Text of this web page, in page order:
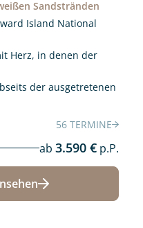
Sandstränden
Island National
Herz, in denen der
der ausgetretenen
56 TERMINE
ab 3.590 € p.P.